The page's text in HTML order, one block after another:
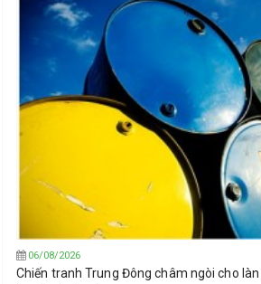
06/08/2026
Chiến tranh Trung Đông châm ngòi cho